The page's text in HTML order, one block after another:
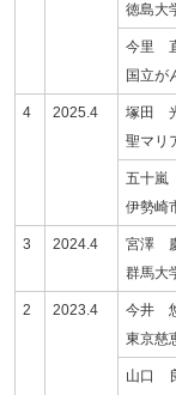
徳島大
今里
国立が
4 2025.4
塚田
聖マリ
五十
伊勢崎
3 2024.4
宮澤
群馬大
2 2023.4
今井
東京慈
山口